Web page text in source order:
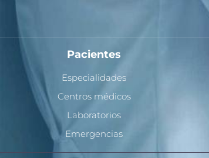
Pacientes
Especialidades
Centros médicos
Laboratorios
Emergencias